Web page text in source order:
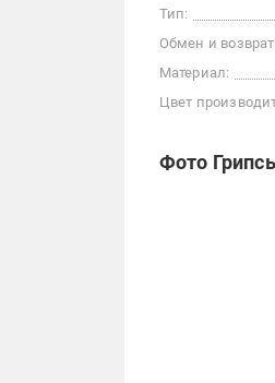
Тип:
Обмен и возврат:
Материал:
Цвет
Фото